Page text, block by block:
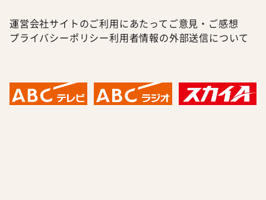
運営会社サイトのご利用にあたって ご意見・ご感想
プライバシーポリシー利用者情報の外部送信について